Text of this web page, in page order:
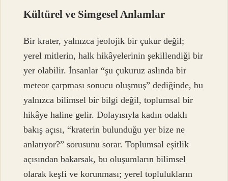
Kültürel ve Simgesel Anlamlar
Bir krater, yalnızca jeolojik bir çukur değil;
yerel mitlerin, halk hikâyelerinin şekillendiği bir
yer olabilir. İnsanlar “şu çukuruz aslında bir
meteor çarpması sonucu oluşmuş” dediğinde, bu
yalnızca bilimsel bir bilgi değil, toplumsal bir
hikâye haline gelir. Dolayısıyla kadın odaklı
bakış açısı, “kraterin bulunduğu yer bize ne
anlatıyor?” sorusunu sorar. Toplumsal eşitlik
açısından bakarsak, bu oluşumların bilimsel
olarak keşfi ve korunması; yerel toplulukların